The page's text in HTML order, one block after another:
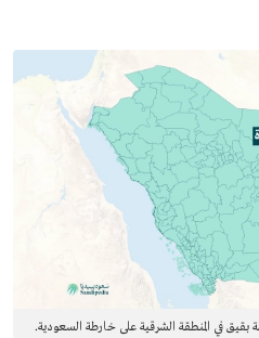
بقيق في المنطقة الشرقية على خارطة السعودية.